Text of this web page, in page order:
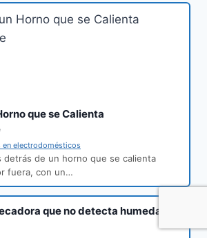
que se Calienta
en electrodomésticos
detrás de un horno que se calienta
fuera, con un…
que no detecta humedad